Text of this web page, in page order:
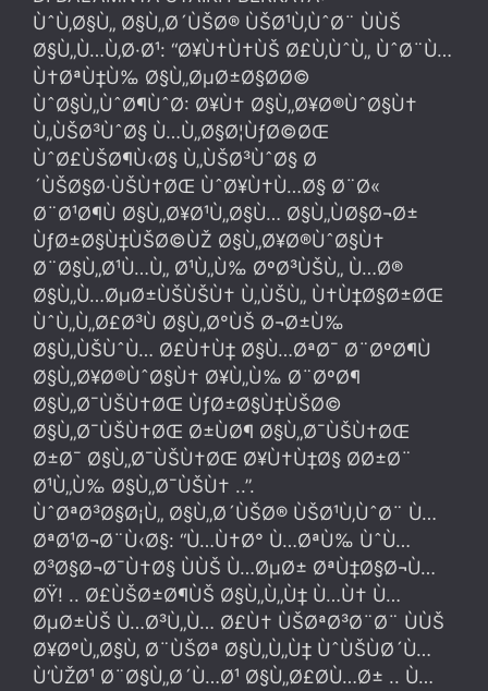
ÙˆÙ‚Ø§Ù„ Ø§Ù„Ø´ÙŠØ® ÙŠØ¹Ù‚ÙˆØ¨ ÙÙŠ
Ø§Ù„Ù…Ù‚Ø·Ø¹: “Ø¥Ù†Ù†ÙŠ Ø£Ù‚ÙˆÙ„ ÙˆØ¨Ù…
Ù†ØªÙ‡Ù‰ Ø§Ù„ØµØ±Ø§Ø­Ø©
ÙˆØ§Ù„ÙˆØ¶ÙˆØ­: Ø¥Ù† Ø§Ù„Ø¥Ø®ÙˆØ§Ù†
Ù„ÙŠØ³ÙˆØ§ Ù…Ù„Ø§Ø¦ÙƒØ©ØŒ
ÙˆØ£ÙŠØ¶Ù‹Ø§ Ù„ÙŠØ³ÙˆØ§ Ø
´ÙŠØ§Ø·ÙŠÙ†ØŒ ÙˆØ¥Ù†Ù…Ø§ Ø¨Ø«
Ø¨Ø¹Ø¶Ù Ø§Ù„Ø¥Ø¹Ù„Ø§Ù… Ø§Ù„ÙØ§Ø¬Ø±
ÙƒØ±Ø§Ù‡ÙŠØ©ÙŽ Ø§Ù„Ø¥Ø®ÙˆØ§Ù†
Ø¨Ø§Ù„Ø¹Ù…Ù„ Ø¹Ù„Ù‰ ØºØ³ÙŠÙ„ Ù…Ø®
Ø§Ù„Ù…ØµØ±ÙŠÙŠÙ† Ù„ÙŠÙ„ Ù†Ù‡Ø§Ø±ØŒ
ÙˆÙ„Ù„Ø£Ø³Ù Ø§Ù„Ø°ÙŠ Ø¬Ø±Ù‰
Ø§Ù„ÙŠÙˆÙ… Ø£Ù†Ù‡ Ø§Ù…ØªØ¯ Ø¨ØºØ¶Ù
Ø§Ù„Ø¥Ø®ÙˆØ§Ù† Ø¥Ù„Ù‰ Ø¨ØºØ¶
Ø§Ù„Ø¯ÙŠÙ†ØŒ ÙƒØ±Ø§Ù‡ÙŠØ©
Ø§Ù„Ø¯ÙŠÙ†ØŒ Ø±ÙØ¶ Ø§Ù„Ø¯ÙŠÙ†ØŒ
Ø±Ø¯ Ø§Ù„Ø¯ÙŠÙ†ØŒ Ø¥Ù†Ù‡Ø§ Ø­Ø±Ø¨
Ø¹Ù„Ù‰ Ø§Ù„Ø¯ÙŠÙ† ..”.
ÙˆØªØ³Ø§Ø¡Ù„ Ø§Ù„Ø´ÙŠØ® ÙŠØ¹Ù‚ÙˆØ¨ Ù…
ØªØ¹Ø¬Ø¨Ù‹Ø§: “Ù…Ù†Ø° Ù…ØªÙ‰ ÙˆÙ…
Ø³Ø§Ø¬Ø¯Ù†Ø§ ÙÙŠ Ù…ØµØ± ØªÙ‡Ø§Ø¬Ù…
ØŸ! .. Ø£ÙŠØ±Ø¶ÙŠ Ø§Ù„Ù„Ù‡ Ù…Ù† Ù…
ØµØ±ÙŠ Ù…Ø³Ù„Ù… Ø£Ù† ÙŠØªØ³Ø¨Ø¨ ÙÙŠ
Ø¥ØºÙ„Ø§Ù‚ Ø¨ÙŠØª Ø§Ù„Ù„Ù‡ ÙˆÙŠÙØ´Ù…
Ù‘ÙŽØ¹ Ø¨Ø§Ù„Ø´Ù…Ø¹ Ø§Ù„Ø£Ø­Ù…Ø± .. Ù…